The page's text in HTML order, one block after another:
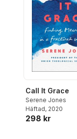
Call It Grace
Serene Jones
Häftad, 2020
298 kr